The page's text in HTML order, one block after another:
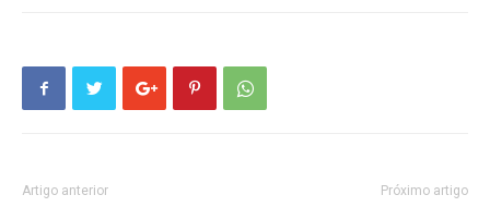
Artigo anterior Próximo artigo